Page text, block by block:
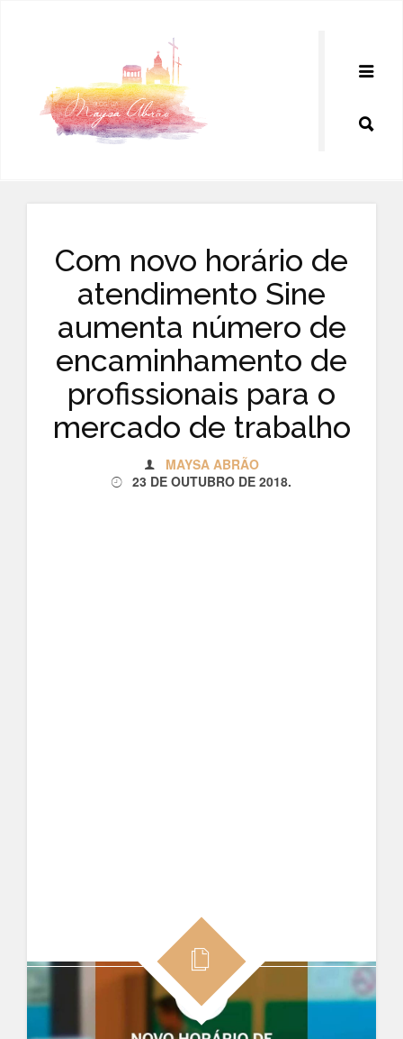
Com novo horário de
atendimento Sine
aumenta número de
encaminhamento de
profissionais para o
mercado de trabalho
MAYSA ABRÃO
23 DE OUTUBRO DE 2018.